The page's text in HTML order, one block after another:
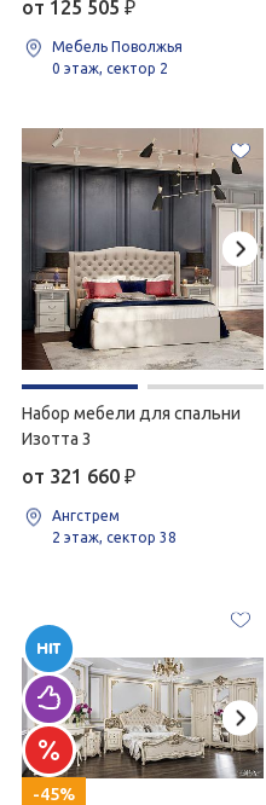
от 125 505 ₽
Мебель Поволжья
0 этаж, сектор 2
Набор мебели для спальни
Изотта 3
от 321 660 ₽
Ангстрем
2 этаж, сектор 38
-45%